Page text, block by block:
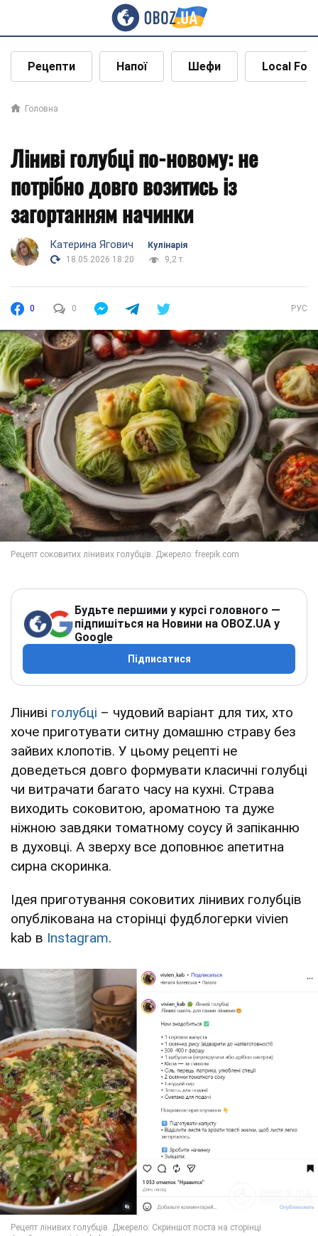
Рецепти Напої Шефи Local
Головна
Ліниві голубці по-новому: не
потрібно довго возитись із
загортанням начинки
Катерина Ягович
Кулінарія
18.05.2026 18:20
9,2 т.
0 0 РУС
Будьте першими у курсі головного —
підпишіться на Новини на OBOZ.UA у
Google
Підписатися
Ліниві голубці – чудовий варіант для тих, хто
хоче приготувати ситну домашню страву без
зайвих клопотів. У цьому рецепті не
доведеться довго формувати класичні голубці
чи витрачати багато часу на кухні. Страва
виходить соковитою, ароматною та дуже
ніжною завдяки томатному соусу й запіканню
в духовці. А зверху все доповнює апетитна
сирна скоринка.
Ідея приготування соковитих лінивих голубців
опублікована на сторінці фудблогерки vivien
kab в Instagram.